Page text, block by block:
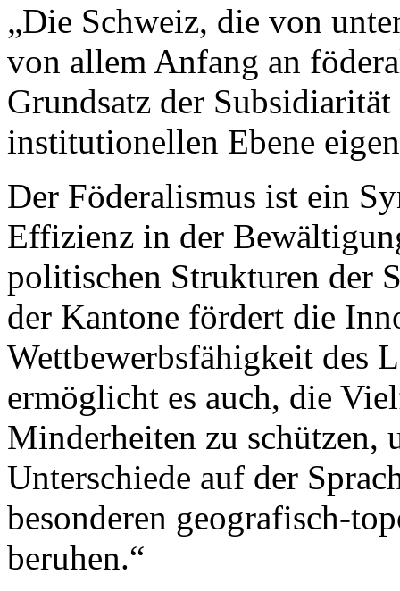
„Die Schweiz, die von
von allem Anfang an
Grundsatz der
institutionellen Ebene
Der Föderalismus ist ein
Effizienz in der
politischen Strukturen der
der Kantone fördert die
Wettbewerbsfähigkeit des
ermöglicht es auch, die
Minderheiten zu schützen,
Unterschiede auf der
besonderen geografisch-
beruhen.“